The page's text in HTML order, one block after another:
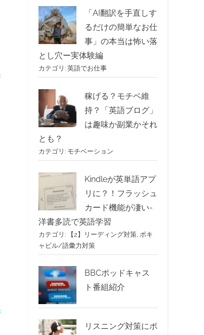
「AI翻訳を手直しす
るだけの簡単なお仕
事」の本当は怖い落
とし穴ー実体験編
カテゴリ: 英語でお仕事
稼げる？モチベ維
持？「英語ブログ」
は趣味か副業かそれ
とも？
カテゴリ: モチベーション
Kindleが英単語アプ
リに？！フラッシュ
カード機能が凄い-
洋書多読で英語学習
カテゴリ: 【2】リーディング対策 ボキ
ャビル/語彙力対策
BBCポッドキャス
ト番組紹介
リスニング対策にポ